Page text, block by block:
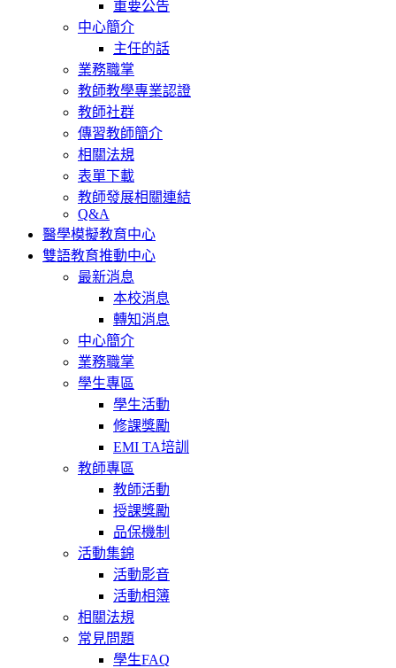
重要公告
中心簡介
主任的話
業務職掌
教師教學專業認證
教師社群
傳習教師簡介
相關法規
表單下載
教師發展相關連結
Q&A
醫學模擬教育中心
雙語教育推動中心
最新消息
本校消息
轉知消息
中心簡介
業務職掌
學生專區
學生活動
修課獎勵
EMI TA培訓
教師專區
教師活動
授課獎勵
品保機制
活動集錦
活動影音
活動相簿
相關法規
常見問題
學生FAQ